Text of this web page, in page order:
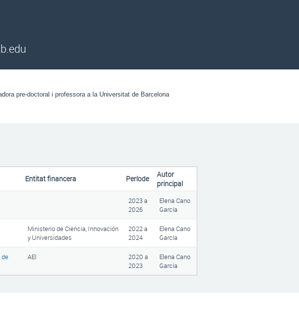
pre-doctoral i professora a la Universitat de Barcelona
Entitat financera Període
Autor
principal
2023a
2026
Elena Cano
García
Ministerio de Ciencia, Innovación
y Universidades
2022a
2024
Elena Cano
García
AEI 2020 a
2023
Elena Cano
García